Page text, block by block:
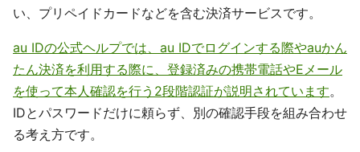
い、プリペイドカードなどを含む決済サービスです。
au IDの公式ヘルプでは、au IDでログインする際やauかん
たん決済を利用する際に、登録済みの携帯電話やEメール
を使って本人確認を行う2段階認証が説明されています。
IDとパスワードだけに頼らず、別の確認手段を組み合わせ
る考え方です。